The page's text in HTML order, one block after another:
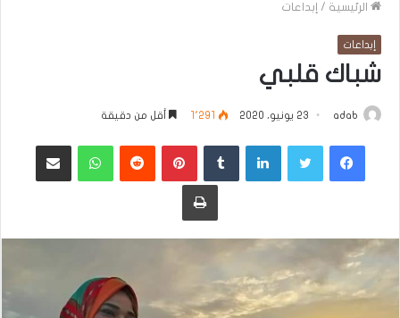
الرئيسية / إبداعات
إبداعات
شباك قلبي
adab 23 يونيو، 2020 1٬291 أقل من دقيقة
فيسبوكتويتر لينكدإن ‏Tumblr بينتيريست
‏Reddit واتساب مشاركة عبر البريد
طباعة